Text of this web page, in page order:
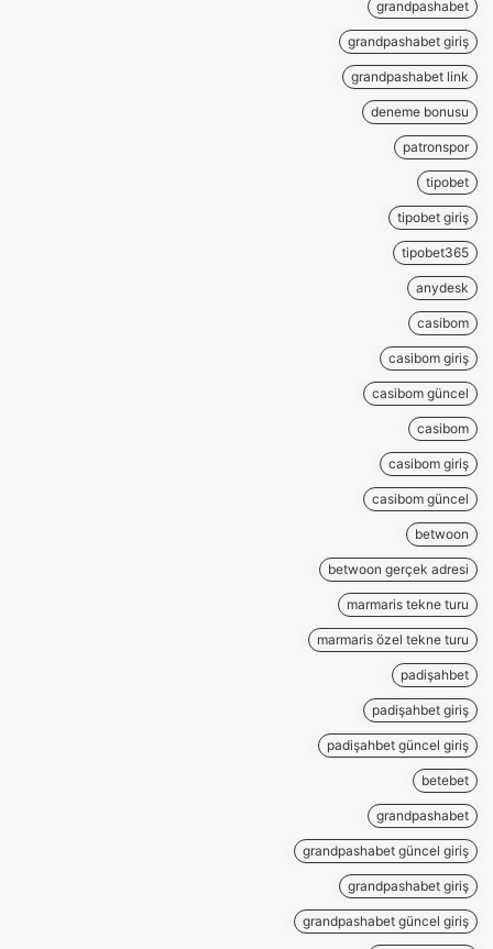
grandpashabet
grandpashabet giriş
grandpashabet link
deneme bonusu
patronspor
tipobet
tipobet giriş
tipobet365
anydesk
casibom
casibom giriş
casibom güncel
casibom
casibom giriş
casibom güncel
betwoon
betwoon gerçek adresi
marmaris tekne turu
marmaris özel tekne turu
padişahbet
padişahbet giriş
padişahbet güncel giriş
betebet
grandpashabet
grandpashabet güncel giriş
grandpashabet giriş
grandpashabet güncel giriş